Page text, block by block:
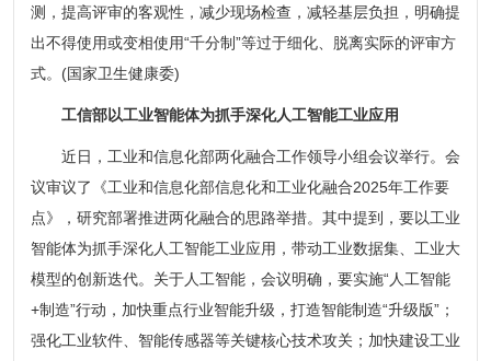
测，提高评审的客观性，减少现场检查，减轻基层负担，明确提
出不得使用或变相使用“千分制”等过于细化、脱离实际的评审方
式。(国家卫生健康委)
工信部以工业智能体为抓手深化人工智能工业应用
近日，工业和信息化部两化融合工作领导小组会议举行。会
议审议了《工业和信息化部信息化和工业化融合2025年工作要
点》，研究部署推进两化融合的思路举措。其中提到，要以工业
智能体为抓手深化人工智能工业应用，带动工业数据集、工业大
模型的创新迭代。关于人工智能，会议明确，要实施“人工智能
+制造”行动，加快重点行业智能升级，打造智能制造“升级版”；
强化工业软件、智能传感器等关键核心技术攻关；加快建设工业